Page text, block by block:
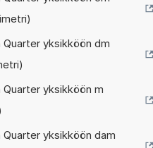
yksikköön dm
yksikköön m
yksikköön dam